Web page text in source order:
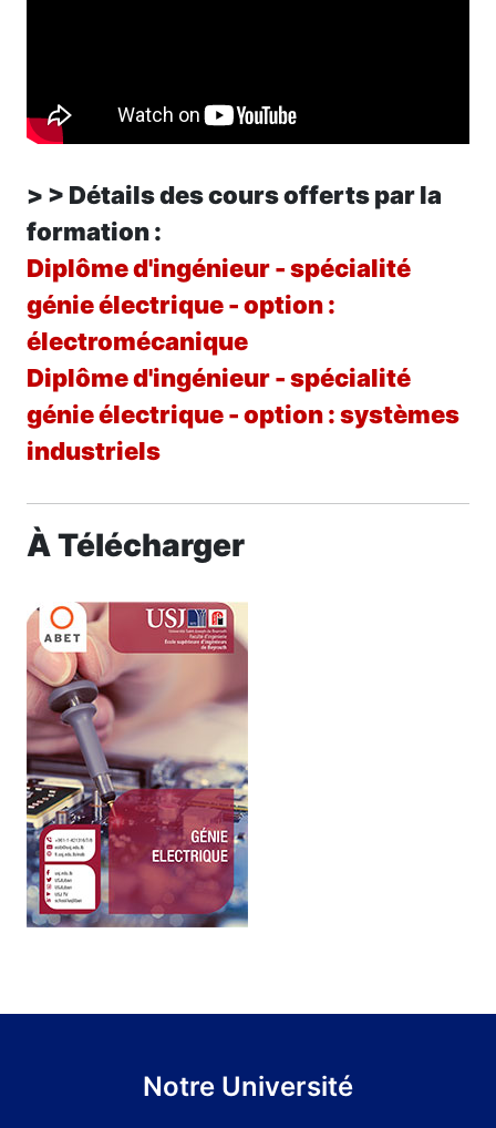
> > Détails des cours offerts par la
formation :
Diplôme d'ingénieur - spécialité
génie électrique - option :
électromécanique
Diplôme d'ingénieur - spécialité
génie électrique - option : systèmes
industriels
À Télécharger
Notre Université